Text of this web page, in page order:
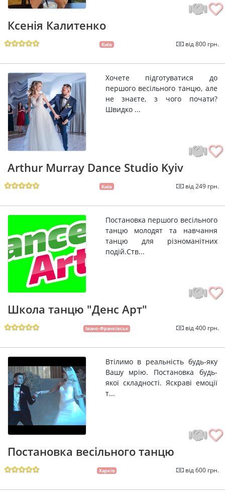
Ксенія Калитенко
Київ від 800 грн.
Хочете підготуватися до
першого весільного танцю, але
не знаєте, з чого почати?
Швидко ...
Arthur Murray Dance Studio Kyiv
Київ від 249 грн.
Постановка першого весільного
танцю молодят та навчання
танцю для різноманітних
подій.Ств...
Школа танцю "Денс Арт"
Івано-Франківськ від 400 грн.
Втілимо в реальність будь-яку
Вашу мрію. Постановка будь-
якої складності. Яскраві емоції
т...
Постановка весільного танцю
Харків від 600 грн.